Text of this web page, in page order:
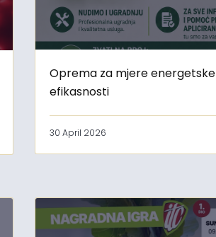
Oprema za mjere energetske
efikasnosti
30 April 2026